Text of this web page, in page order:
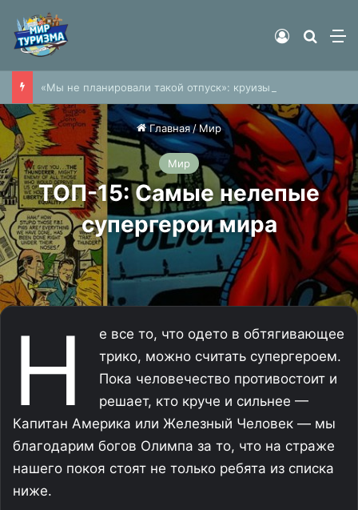
Найти
Войти
Главная/ Мир
Мир
ТОП-15: Самые нелепые
супергерои мира
Н
е все то, что одето в обтягивающее
трико, можно считать супергероем.
Пока человечество противостоит и
решает, кто круче и сильнее —
Капитан Америка или Железный Человек — мы
благодарим богов Олимпа за то, что на страже
нашего покоя стоят не только ребята из списка
ниже.